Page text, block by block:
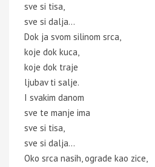
sve si tisa,
sve si dalja...
Dok ja svom silinom srca,
koje dok kuca,
koje dok traje
ljubav ti salje.
I svakim danom
sve te manje ima
sve si tisa,
sve si dalja...
Oko srca nasih, ograde kao zice,